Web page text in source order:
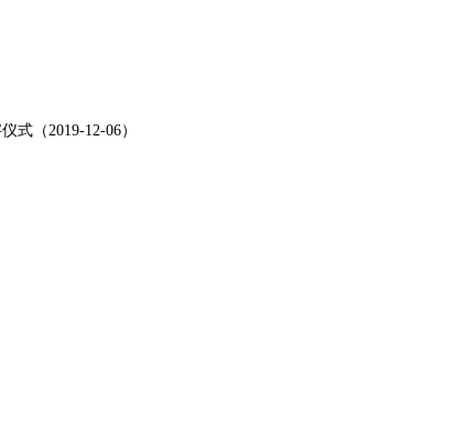
式（2019-12-06）